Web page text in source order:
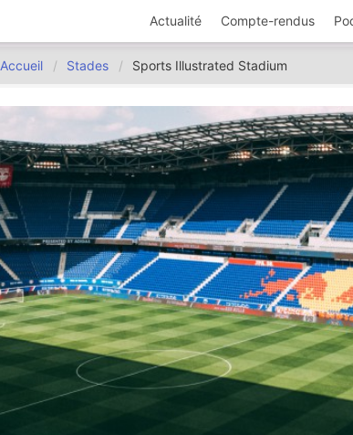
Actualité Compte-rendus
Accueil Stades Sports Illustrated Stadium